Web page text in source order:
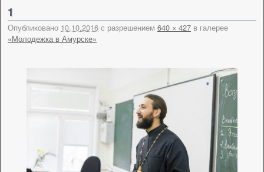
1
Опубликовано 10.10.2016 с разрешением 640 × 427 в галерее
«Молодежка в Амурске»